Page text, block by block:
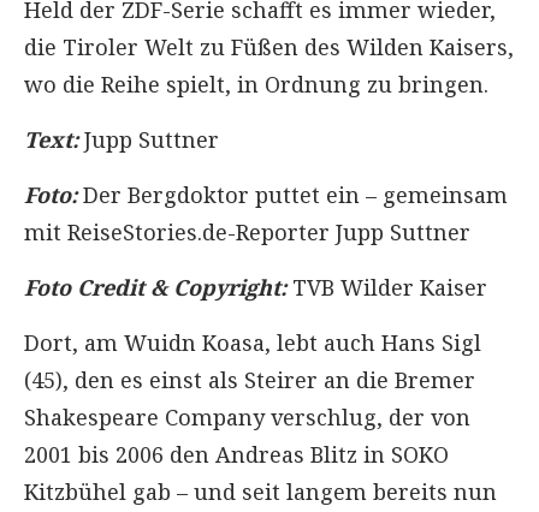
Held der ZDF-Serie schafft es immer wieder,
die Tiroler Welt zu Füßen des Wilden Kaisers,
wo die Reihe spielt, in Ordnung zu bringen.
Text:Jupp Suttner
Foto:Der Bergdoktor puttet ein – gemeinsam
mit ReiseStories.de-Reporter Jupp Suttner
Foto Credit & Copyright:TVB Wilder Kaiser
Dort, am Wuidn Koasa, lebt auch Hans Sigl
(45), den es einst als Steirer an die Bremer
Shakespeare Company verschlug, der von
2001 bis 2006 den Andreas Blitz in SOKO
Kitzbühel gab – und seit langem bereits nun